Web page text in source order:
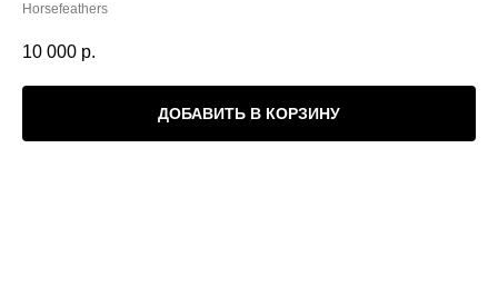
Horsefeathers
10 000 р.
ДОБАВИТЬ В КОРЗИНУ